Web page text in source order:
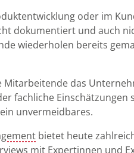
oder im
dokumentiert und auch
wiederholen bereits
das
fachliche
unvermeidbares.
bietet heute
mit Expertinnen und